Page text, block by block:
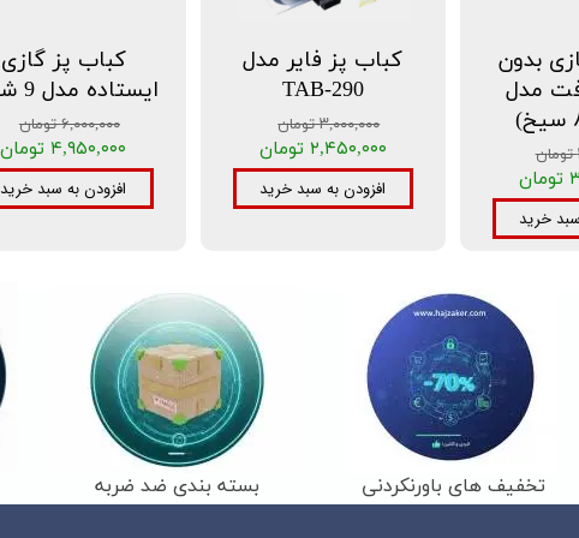
کباب پز گازی
ایستاده مدل 9 شعله
۶,۰۰۰,۰۰۰ تومان
۴,۹۵۰,۰۰۰ تومان
افزودن به سبد خرید
کباب پز فایر مدل
TAB-290
۳,۰۰۰,۰۰۰ تومان
۲,۴۵۰,۰۰۰ تومان
افزودن به سبد خرید
بدون
مدل
خرید
تخفیف های باورنکردنی بسته بندی ضد ضربه